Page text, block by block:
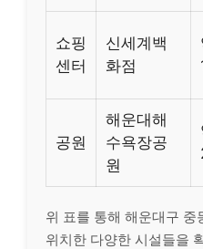
쇼핑
센터
신세계백
화점
공원
해운대해
수욕장공
원
위 표를 통해 해운대구 중
위치한 다양한 시설들을